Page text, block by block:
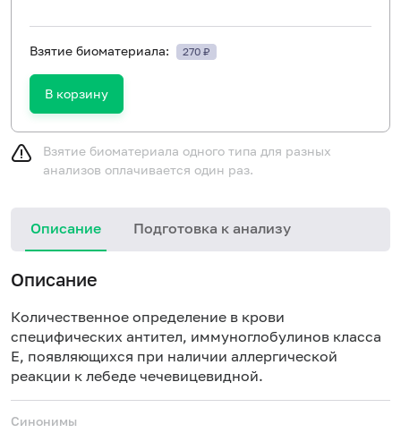
Взятие биоматериала: 270 ₽
В корзину
Взятие биоматериала одного типа для разных
анализов оплачивается один раз.
Описание Подготовка к анализу
Описание
Количественное определение в крови
специфических антител, иммуноглобулинов класса
E, появляющихся при наличии аллергической
реакции к лебеде чечевицевидной.
Синонимы